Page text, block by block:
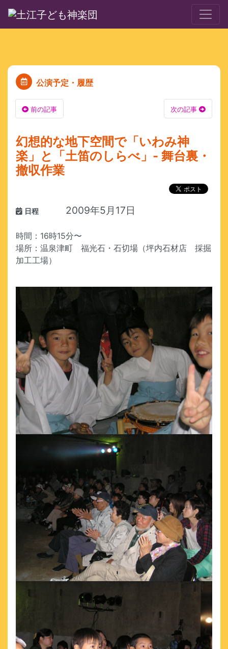
公演予定・履歴
前の記事 次の記事
幻想的な地下空間で「いわみ神
楽」と「土笛のしらべ」- 舞台裏・
撤収作業
日程 2009年5月17日
時間：16時15分〜
場所：温泉津町 福光石・石切場（坪内石材店 採掘
加工工場）